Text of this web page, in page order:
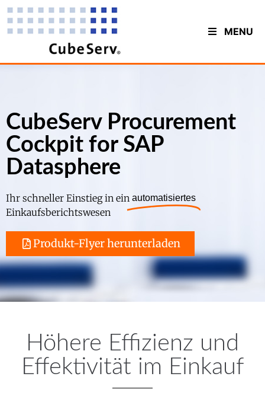
MENU
CubeServ Procurement
Cockpit for SAP
Datasphere
Ihr schneller Einstieg in ein automatisiertes
Einkaufsberichtswesen
Produkt-Flyer herunterladen
Höhere Effizienz und
Effektivität im Einkauf